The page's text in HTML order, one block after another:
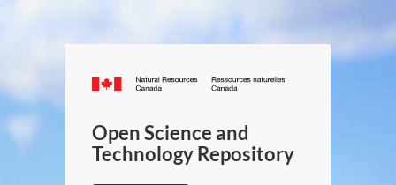
Canada.ca
/
Canada
Open Science and
Technology Repository